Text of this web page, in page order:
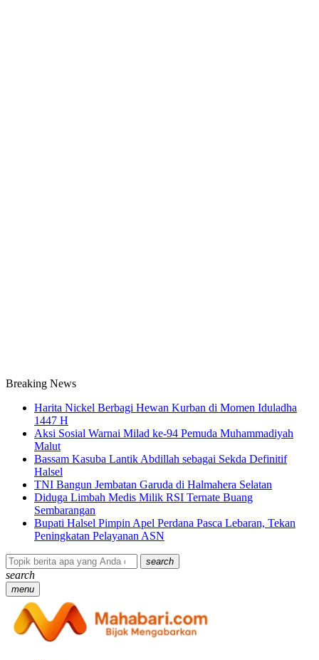
Breaking News
Harita Nickel Berbagi Hewan Kurban di Momen Iduladha
1447 H
Aksi Sosial Warnai Milad ke-94 Pemuda Muhammadiyah
Malut
Bassam Kasuba Lantik Abdillah sebagai Sekda Definitif
Halsel
TNI Bangun Jembatan Garuda di Halmahera Selatan
Diduga Limbah Medis Milik RSI Ternate Buang
Sembarangan
Bupati Halsel Pimpin Apel Perdana Pasca Lebaran, Tekan
Peningkatan Pelayanan ASN
search
search
menu